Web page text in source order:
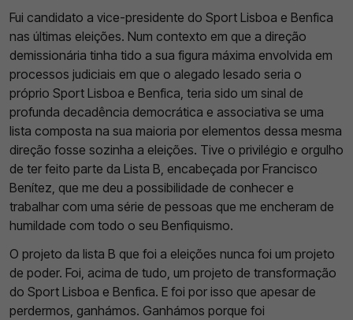
Fui candidato a vice-presidente do Sport Lisboa e Benfica
nas últimas eleições. Num contexto em que a direção
demissionária tinha tido a sua figura máxima envolvida em
processos judiciais em que o alegado lesado seria o
próprio Sport Lisboa e Benfica, teria sido um sinal de
profunda decadência democrática e associativa se uma
lista composta na sua maioria por elementos dessa mesma
direção fosse sozinha a eleições. Tive o privilégio e orgulho
de ter feito parte da Lista B, encabeçada por Francisco
Benítez, que me deu a possibilidade de conhecer e
trabalhar com uma série de pessoas que me encheram de
humildade com todo o seu Benfiquismo.
O projeto da lista B que foi a eleições nunca foi um projeto
de poder. Foi, acima de tudo, um projeto de transformação
do Sport Lisboa e Benfica. E foi por isso que apesar de
perdermos, ganhámos. Ganhámos porque foi